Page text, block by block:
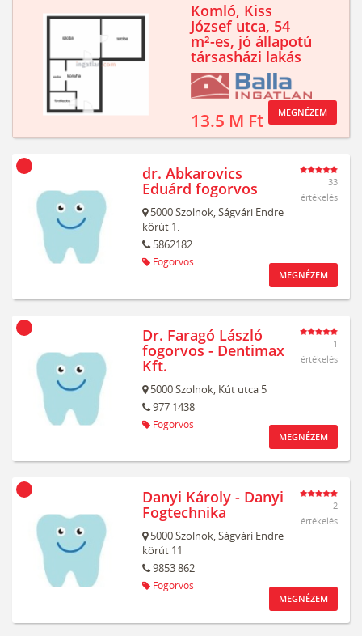
Komló, Kiss
József utca, 54
m²-es, jó állapotú
társasházi lakás
13.5 M Ft MEGNÉZEM
dr. Abkarovics
Eduárd fogorvos
5000Szolnok,Ságvári Endre
körút 1.
5862182
Fogorvos
33
értékelés
MEGNÉZEM
Dr. Faragó László
fogorvos - Dentimax
Kft.
5000Szolnok, Kút utca 5
977 1438
Fogorvos
1
értékelés
MEGNÉZEM
Danyi Károly - Danyi
Fogtechnika
5000Szolnok,Ságvári Endre
körút 11
9853 862
Fogorvos
2
értékelés
MEGNÉZEM